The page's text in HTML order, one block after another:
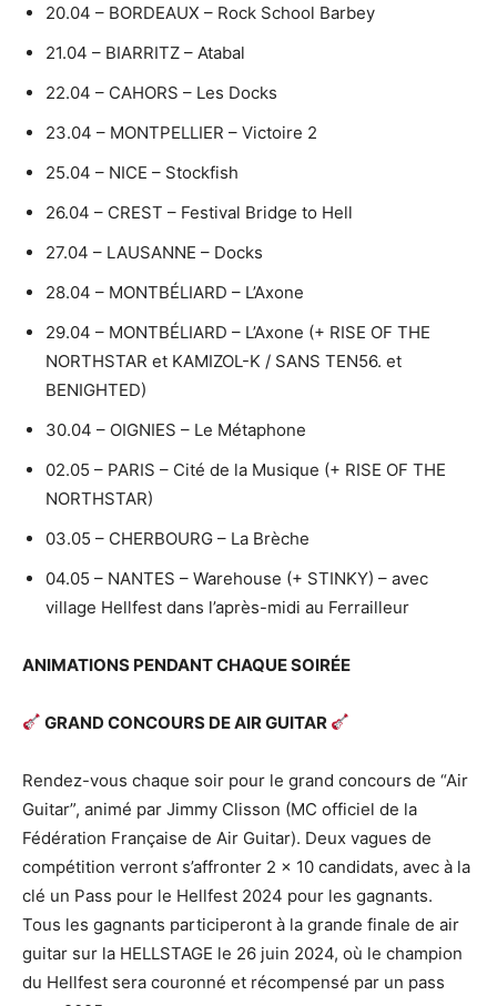
20.04 – BORDEAUX – Rock School Barbey
21.04 – BIARRITZ – Atabal
22.04 – CAHORS – Les Docks
23.04 – MONTPELLIER – Victoire 2
25.04 – NICE – Stockfish
26.04 – CREST – Festival Bridge to Hell
27.04 – LAUSANNE – Docks
28.04 – MONTBÉLIARD – L’Axone
29.04 – MONTBÉLIARD – L’Axone (+ RISE OF THE
NORTHSTAR et KAMIZOL-K / SANS TEN56. et
BENIGHTED)
30.04 – OIGNIES – Le Métaphone
02.05 – PARIS – Cité de la Musique (+ RISE OF THE
NORTHSTAR)
03.05 – CHERBOURG – La Brèche
04.05 – NANTES – Warehouse (+ STINKY) – avec
village Hellfest dans l’après-midi au Ferrailleur
ANIMATIONS PENDANT CHAQUE SOIRÉE
GRAND CONCOURS DE AIR GUITAR
Rendez-vous chaque soir pour le grand concours de “Air
Guitar”, animé par Jimmy Clisson (MC officiel de la
Fédération Française de Air Guitar). Deux vagues de
compétition verront s’affronter 2 x 10 candidats, avec à la
clé un Pass pour le Hellfest 2024 pour les gagnants.
Tous les gagnants participeront à la grande finale de air
guitar sur la HELLSTAGE le 26 juin 2024, où le champion
du Hellfest sera couronné et récompensé par un pass